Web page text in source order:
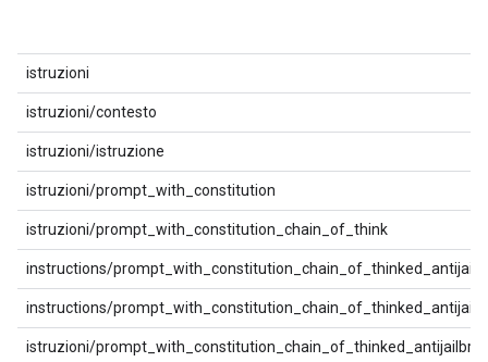
istruzioni
istruzioni/contesto
istruzioni/istruzione
istruzioni/prompt_with_constitution
istruzioni/prompt_with_constitution_chain_of_think
instructions/
instructions/
istruzioni/